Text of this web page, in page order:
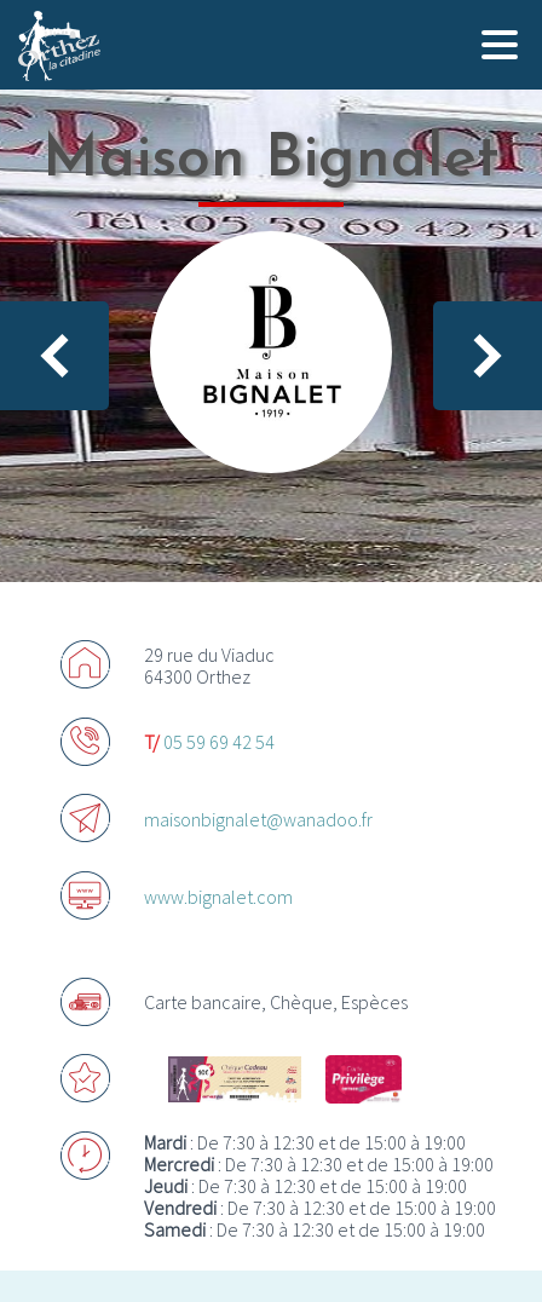
Qui sommes-nous ?
L’équipe Orthez la Citadine
Nos partenaires
Actualités
Promotions
Offres d’emploi
Acheter des chèques Cadeaux
Où utiliser les Chèques Cadeaux ?
Maison Bignalet
29 rue du Viaduc
64300 Orthez
T/05 59 69 42 54
maisonbignalet@wanadoo.fr
www.bignalet.com
Carte bancaire, Chèque, Espèces
Mardi: De 7:30 à 12:30 et de 15:00 à 19:00
Mercredi: De 7:30 à 12:30 et de 15:00 à 19:00
Jeudi: De 7:30 à 12:30 et de 15:00 à 19:00
Vendredi: De 7:30 à 12:30 et de 15:00 à 19:00
Samedi: De 7:30 à 12:30 et de 15:00 à 19:00